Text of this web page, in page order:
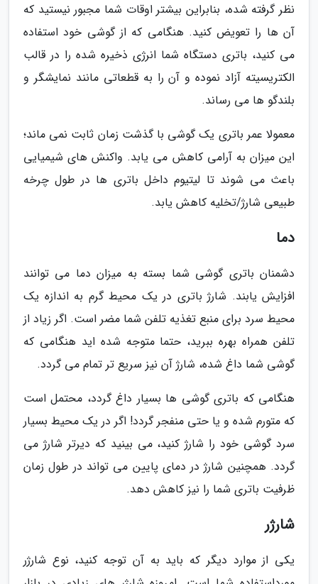
نظر گرفته شده، بنابراین بیشتر اوقات شما مجبور نیستید که
آن ها را تعویض کنید. هنگامی که از گوشی خود استفاده
می کنید، باتری دستگاه شما انرژی ذخیره شده را در قالب
الکتریسیته آزاد نموده و آن را به قطعاتی مانند نمایشگر و
بلندگو ها می رساند.
معمولا عمر باتری یک گوشی با گذشت زمان ثابت نمی ماند؛
این میزان به آرامی کاهش می یابد. واکنش های شیمیایی
باعث می شوند تا لیتیوم داخل باتری ها در طول چرخه
طبیعی شارژ/تخلیه کاهش یابد.
دما
دشمنان باتری گوشی شما بسته به میزان دما می توانند
افزایش یابند. شارژ باتری در یک محیط گرم به اندازه یک
محیط سرد برای منبع تغذیه تلفن شما مضر است. اگر زیاد از
تلفن همراه بهره ببرید، حتما متوجه شده اید هنگامی که
گوشی شما داغ شده، شارژ آن نیز سریع تر تمام می گردد.
هنگامی که باتری گوشی ها بسیار داغ گردد، محتمل است
که متورم شده و یا حتی منفجر گردد! اگر در یک محیط بسیار
سرد گوشی خود را شارژ کنید، می بینید که دیرتر شارژ می
گردد. همچنین شارژ در دمای پایین می تواند در طول زمان
ظرفیت باتری شما را نیز کاهش دهد.
شارژر
یکی از موارد دیگر که باید به آن توجه کنید، نوع شارژر